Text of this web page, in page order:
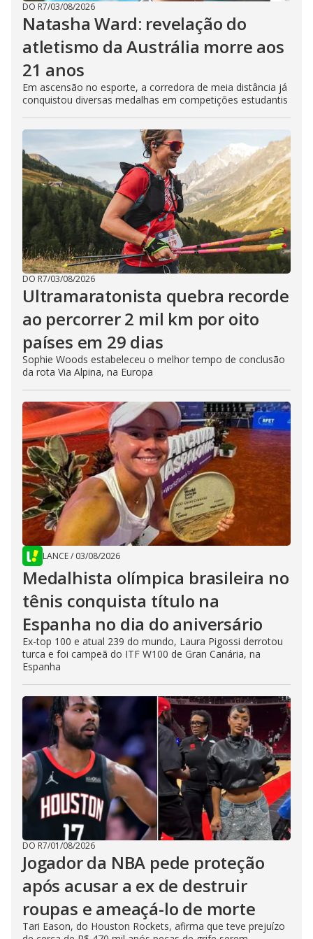
DO R7/03/08/2026
Natasha Ward: revelação do
atletismo da Austrália morre aos
21 anos
Em ascensão no esporte, a corredora de meia distância já
conquistou diversas medalhas em competições estudantis
DO R7/03/08/2026
Ultramaratonista quebra recorde
ao percorrer 2 mil km por oito
países em 29 dias
Sophie Woods estabeleceu o melhor tempo de conclusão
da rota Via Alpina, na Europa
LANCE/ 03/08/2026
Medalhista olímpica brasileira no
tênis conquista título na
Espanha no dia do aniversário
Ex-top 100 e atual 239 do mundo, Laura Pigossi derrotou
turca e foi campeã do ITF W100 de Gran Canária, na
Espanha
DO R7/01/08/2026
Jogador da NBA pede proteção
após acusar a ex de destruir
roupas e ameaçá-lo de morte
Tari Eason, do Houston Rockets, afirma que teve prejuízo